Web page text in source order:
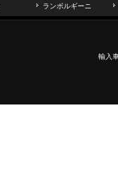
ランボルギーニ
輸入